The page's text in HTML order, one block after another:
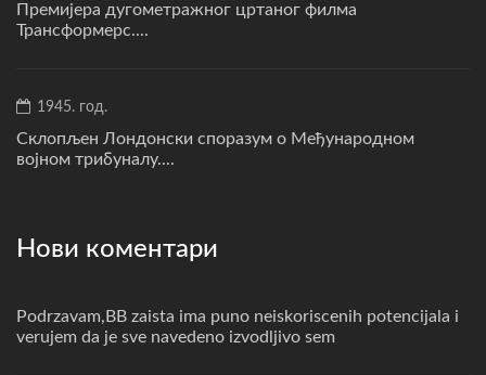
Премијера дугометражног цртаног филма
Трансформерс....
1945. год.
Склопљен Лондонски споразум о Међународном
војном трибуналу....
Нови коментари
Podrzavam,BB zaista ima puno neiskoriscenih potencijala i
verujem da je sve navedeno izvodljivo sem